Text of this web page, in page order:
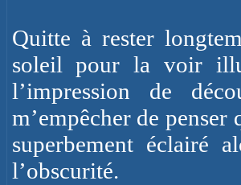
Quitte à rester
soleil pour la voir
l’impression de
m’empêcher de
superbement éclairé
l’obscurité.